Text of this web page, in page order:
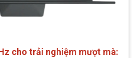
cho trải nghiệm mượt mà: